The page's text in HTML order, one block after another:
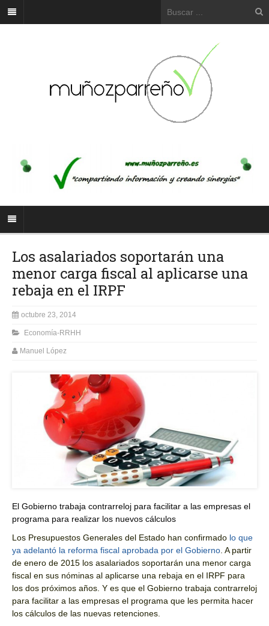
Los asalariados soportarán una
menor carga fiscal al aplicarse una
rebaja en el IRPF
octubre 23, 2014
Economía-RRHH
Manuel López
El Gobierno trabaja contrarreloj para facilitar a las empresas el
programa para realizar los nuevos cálculos
Los Presupuestos Generales del Estado han confirmado lo que
ya adelantó la reforma fiscal aprobada por el Gobierno . A partir
de enero de 2015 los asalariados soportarán una menor carga
fiscal en sus nóminas al aplicarse una rebaja en el IRPF para
los dos próximos años. Y es que el Gobierno trabaja contrarreloj
para facilitar a las empresas el programa que les permita hacer
los cálculos de las nuevas retenciones.